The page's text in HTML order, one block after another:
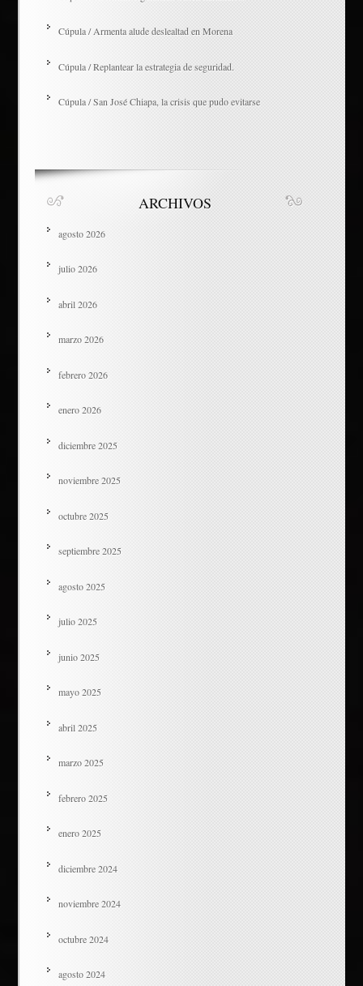
Cúpula / Armenta alude deslealtad en Morena
Cúpula / Replantear la estrategia de seguridad.
Cúpula / San José Chiapa, la crisis que pudo evitarse
ARCHIVOS
agosto 2026
julio 2026
abril 2026
marzo 2026
febrero 2026
enero 2026
diciembre 2025
noviembre 2025
octubre 2025
septiembre 2025
agosto 2025
julio 2025
junio 2025
mayo 2025
abril 2025
marzo 2025
febrero 2025
enero 2025
diciembre 2024
noviembre 2024
octubre 2024
agosto 2024